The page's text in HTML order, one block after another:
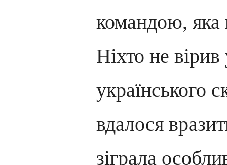
командою, яка
Ніхто не
українського
вдалося
зіграла